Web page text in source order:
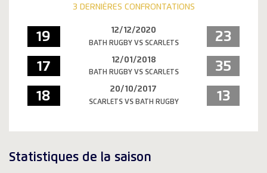
3 DERNIÈRES CONFRONTATIONS
19 12/12/2020
BATH RUGBY VS SCARLETS 23
17 12/01/2018
BATH RUGBY VS SCARLETS 35
18 20/10/2017
SCARLETS VS BATH RUGBY 13
Statistiques de la saison